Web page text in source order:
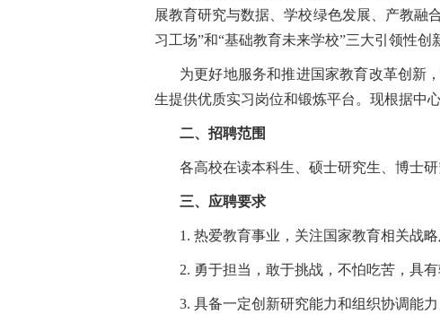
展教育研究与数据、学校绿色发展、产教融
习工场”和“基础教育未来学校”三大引领性创
为更好地服务和推进国家教育改革创新
生提供优质实习岗位和锻炼平台。现根据中
二、招聘范围
各高校在读本科生、硕士研究生、博士
三、应聘要求
1. 热爱教育事业，关注国家教育相关战
2. 勇于担当，敢于挑战，不怕吃苦，具
3. 具备一定创新研究能力和组织协调能力